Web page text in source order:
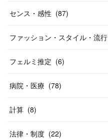
センス・感性 (87)
ファッション・スタイル・流行
フェルミ推定 (6)
病院・医療 (78)
計算 (8)
法律・制度 (22)